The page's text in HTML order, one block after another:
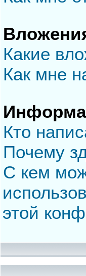
Какие
Как мне
Кто
Почему
С кем
этой